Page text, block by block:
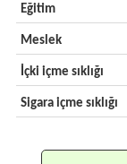
Eğitim
Meslek
İçki içme sıklığı
Sigara içme sıklığı